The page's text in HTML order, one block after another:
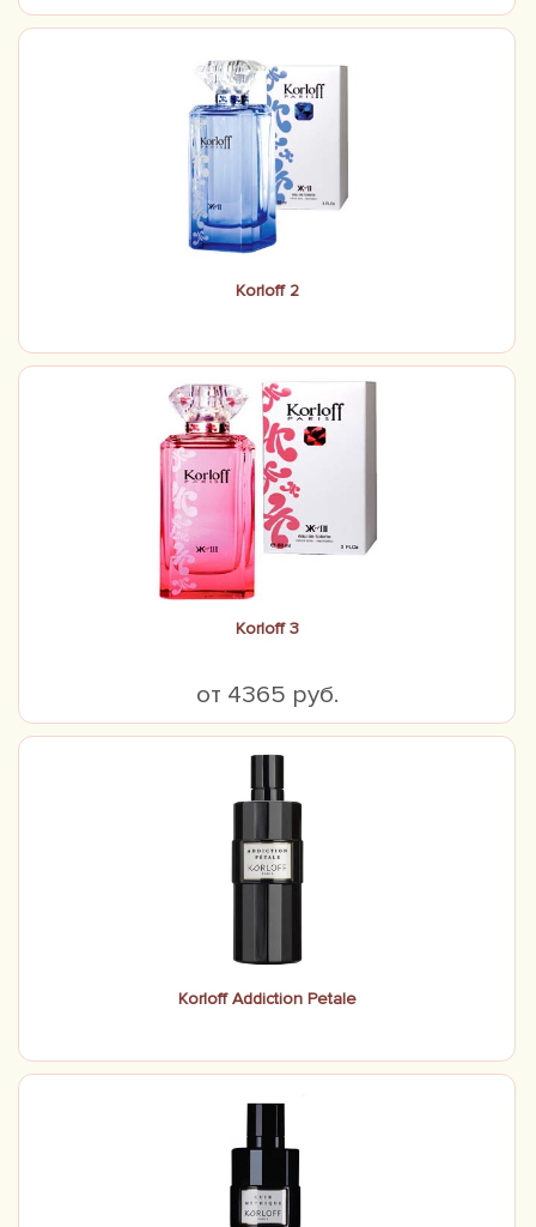
Korloff Paris, Kn II Korloff Paris.
Korloff 2
Korloff 3
от 4365 руб.
Korloff Addiction Petale